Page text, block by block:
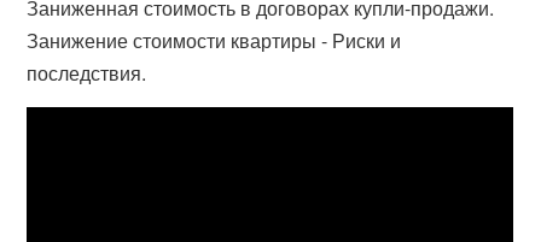
Заниженная стоимость в договорах купли-продажи.
Занижение стоимости квартиры - Риски и
последствия.